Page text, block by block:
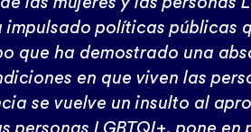
políticas públicas
que ha demostrado una
en que viven las
se vuelve un insulto al
personas LGBTQI+, pone